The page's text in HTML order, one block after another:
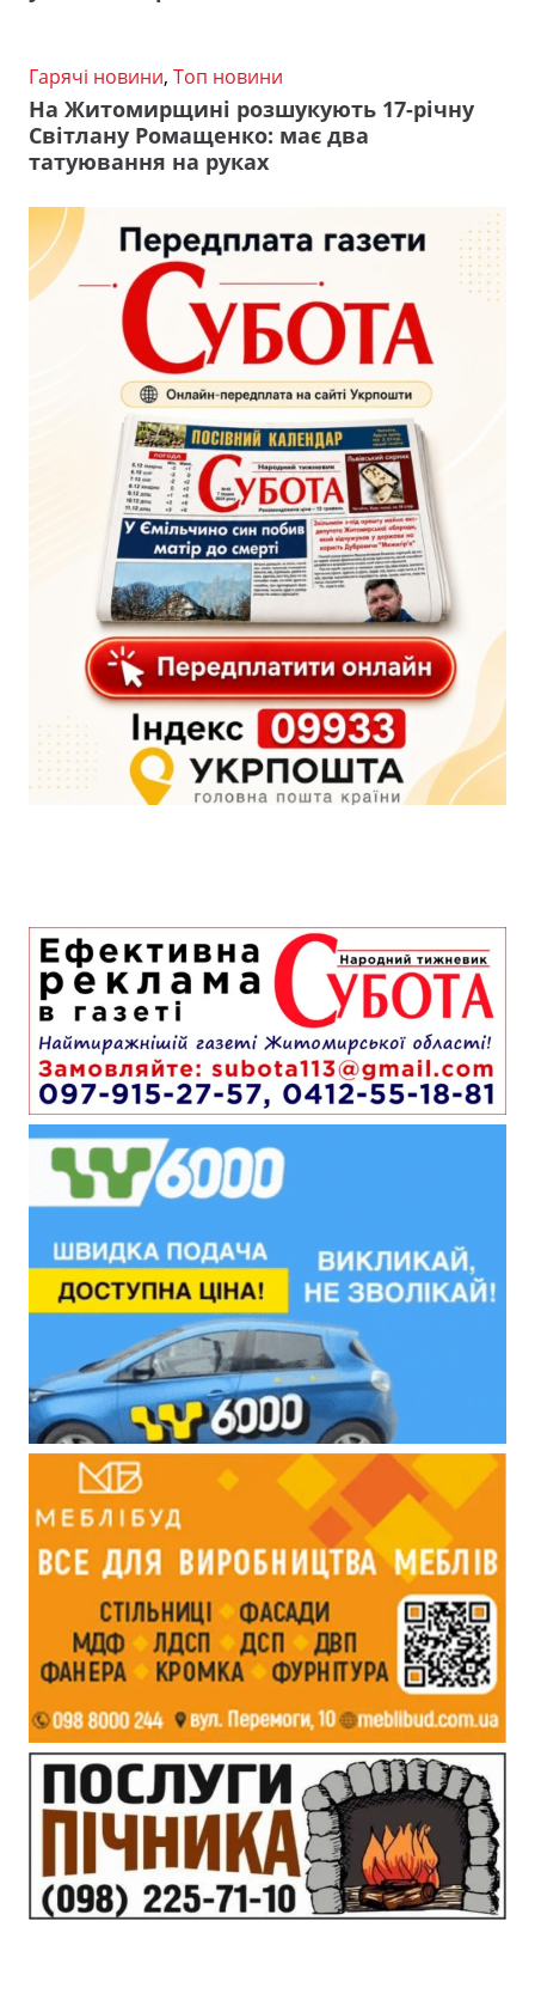
Гарячі новини, Топ новини
На Житомирщині розшукують 17-річну
Світлану Ромащенко: має два
татуювання на руках